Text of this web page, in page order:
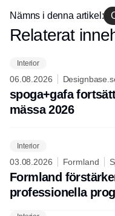
Nämns i denna artikel:
Relaterat
Interior
06.08.2026
spoga+gafa
mässa 2026
Interior
03.08.2026 Formland
Formland
professionella